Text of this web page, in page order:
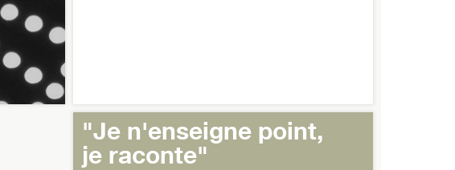
"Je n'enseigne point,
je raconte"